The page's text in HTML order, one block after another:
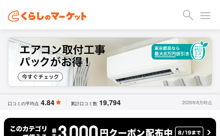
口コミの平均点 4.84 累計口コミ数 19,794 2026年8月時点